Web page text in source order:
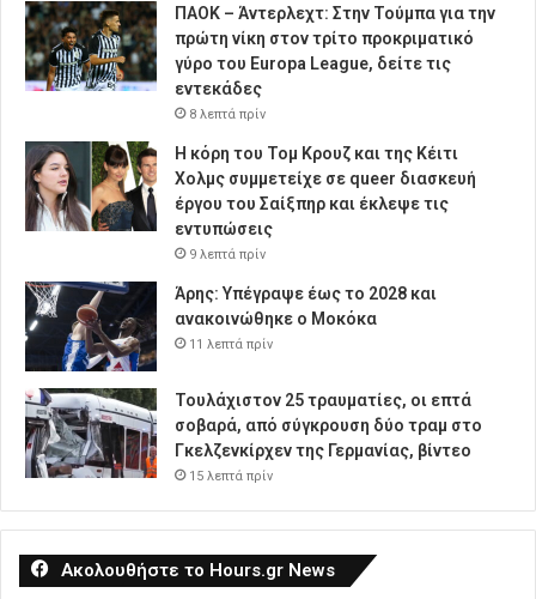
ΠΑΟΚ – Άντερλεχτ: Στην Τούμπα για την
πρώτη νίκη στον τρίτο προκριματικό
γύρο του Europa League, δείτε τις
εντεκάδες
8 λεπτά πρίν
Η κόρη του Τομ Κρουζ και της Κέιτι
Χολμς συμμετείχε σε queer διασκευή
έργου του Σαίξπηρ και έκλεψε τις
εντυπώσεις
9 λεπτά πρίν
Άρης: Υπέγραψε έως το 2028 και
ανακοινώθηκε ο Μοκόκα
11 λεπτά πρίν
Τουλάχιστον 25 τραυματίες, οι επτά
σοβαρά, από σύγκρουση δύο τραμ στο
Γκελζενκίρχεν της Γερμανίας, βίντεο
15 λεπτά πρίν
Ακολουθήστε το Hours.gr News